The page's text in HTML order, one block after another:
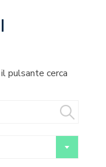
pulsante cerca